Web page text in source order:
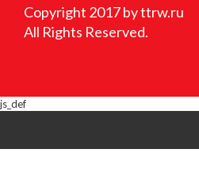
Copyright 2017 by ttrw.ru
All Rights Reserved.
js_def